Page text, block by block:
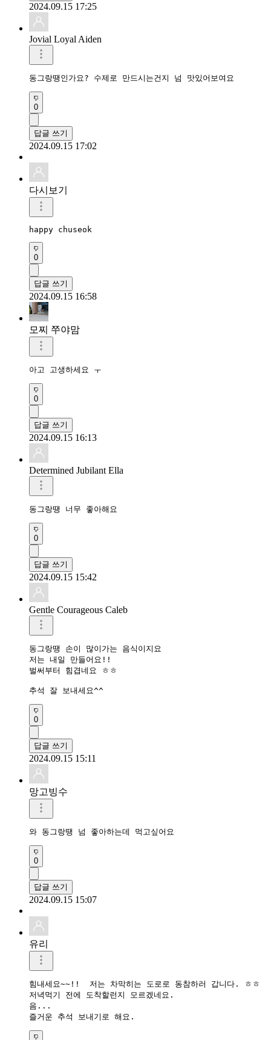
2024.09.15 17:25
Jovial Loyal Aiden
동그랑땡인가요? 수제로 만드시는건지 넘 맛있어보여요
0
답글 쓰기
2024.09.15 17:02
다시보기
happy chuseok
0
답글 쓰기
2024.09.15 16:58
모찌 쭈야맘
아고 고생하세요 ㅜ
0
답글 쓰기
2024.09.15 16:13
Determined Jubilant Ella
동그랑땡 너무 좋아해요
0
답글 쓰기
2024.09.15 15:42
Gentle Courageous Caleb
동그랑땡 손이 많이가는 음식이지요
저는 내일 만들어요!!
벌써부터 힘겹네요 ㅎㅎ
추석 잘 보내세요^^
0
답글 쓰기
2024.09.15 15:11
망고빙수
와 동그랑땡 넘 좋아하는데 먹고싶어요
0
답글 쓰기
2024.09.15 15:07
유리
힘내세요~~!!  저는 차막히는 도로로 동참하러 갑니다. ㅎㅎ
저녁먹기 전에 도착할런지 모르겠네요.
음...
즐거운 추석 보내기로 해요.